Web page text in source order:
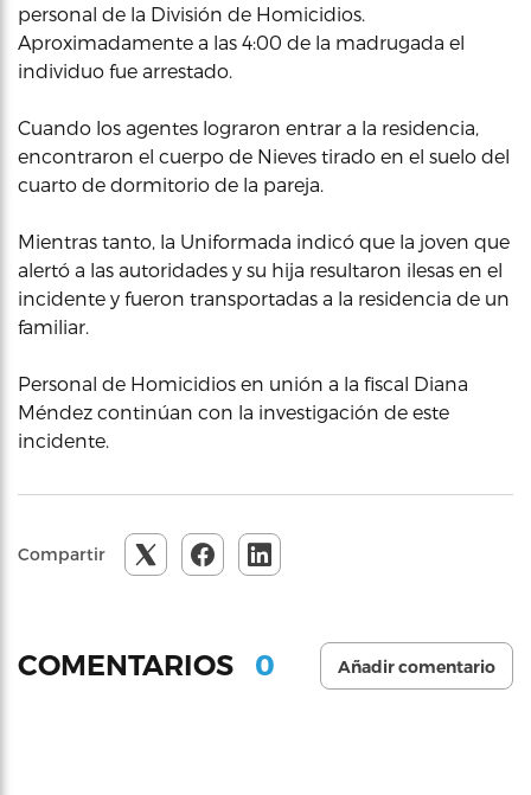
personal de la División de Homicidios.
Aproximadamente a las 4:00 de la madrugada el
individuo fue arrestado.
Cuando los agentes lograron entrar a la residencia,
encontraron el cuerpo de Nieves tirado en el suelo del
cuarto de dormitorio de la pareja.
Mientras tanto, la Uniformada indicó que la joven que
alertó a las autoridades y su hija resultaron ilesas en el
incidente y fueron transportadas a la residencia de un
familiar.
Personal de Homicidios en unión a la fiscal Diana
Méndez continúan con la investigación de este
incidente.
Compartir
COMENTARIOS 0 Añadir comentario